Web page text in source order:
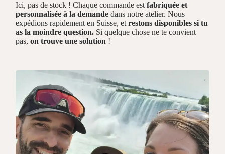
Ici, pas de stock ! Chaque commande est fabriquée et
personnalisée à la demande dans notre atelier. Nous
expédions rapidement en Suisse, etrestons disponibles si tu
as la moindre question. Si quelque chose ne te convient
pas,on trouve une solution !